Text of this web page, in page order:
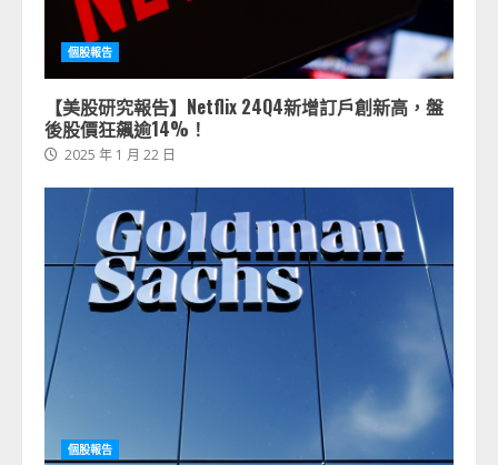
個股報告
【美股研究報告】Netflix 24Q4新增訂戶創新高，盤
後股價狂飆逾14%！
2025 年 1 月 22 日
個股報告